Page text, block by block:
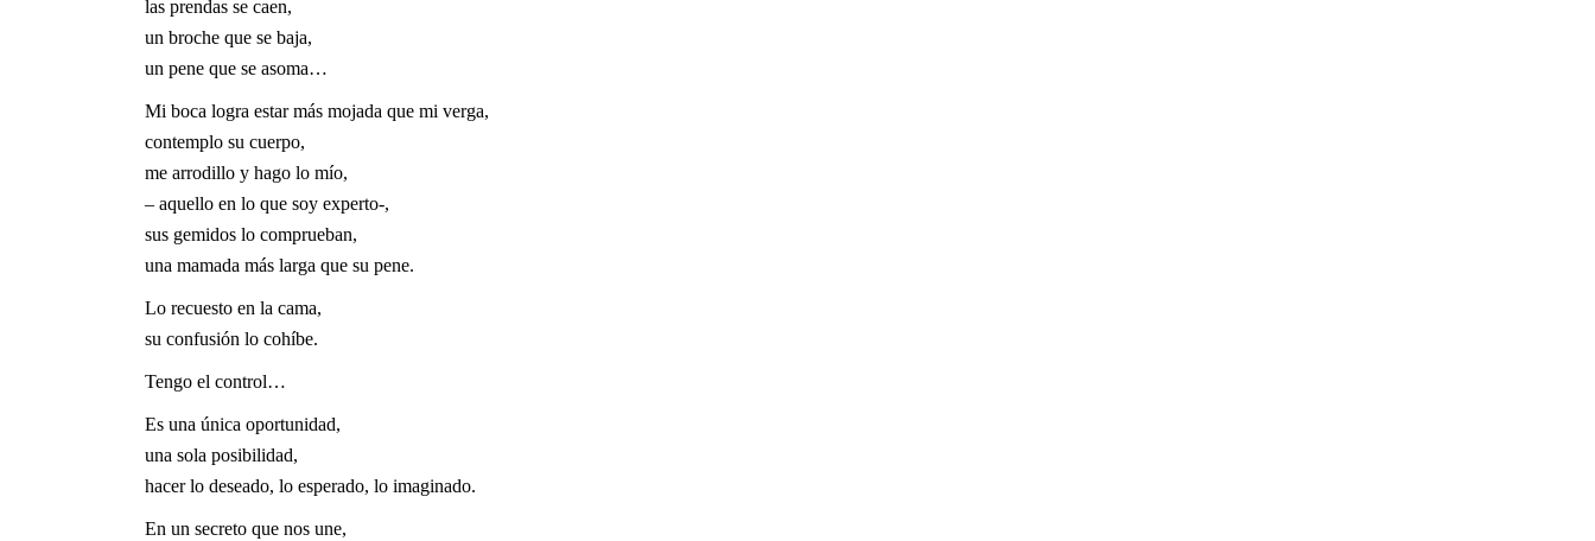
las prendas se caen,
un broche que se baja,
un pene que se asoma…
Mi boca logra estar más mojada que mi verga,
contemplo su cuerpo,
me arrodillo y hago lo mío,
– aquello en lo que soy experto-,
sus gemidos lo comprueban,
una mamada más larga que su pene.
Lo recuesto en la cama,
su confusión lo cohíbe.
Tengo el control…
Es una única oportunidad,
una sola posibilidad,
hacer lo deseado, lo esperado, lo imaginado.
En un secreto que nos une,